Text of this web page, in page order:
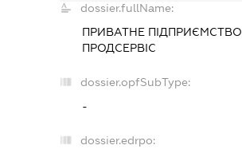
dossier.fullName:
ПРИВАТНЕ ПІДПРИЄМСТВО
ПРОДСЕРВІС
dossier.opfSubType:
-
dossier.edrpo: